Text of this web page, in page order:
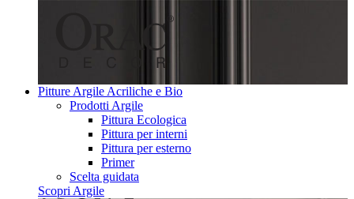
Pitture Argile Acriliche e Bio
Prodotti Argile
Pittura Ecologica
Pittura per interni
Pittura per esterno
Primer
Scelta guidata
Scopri Argile